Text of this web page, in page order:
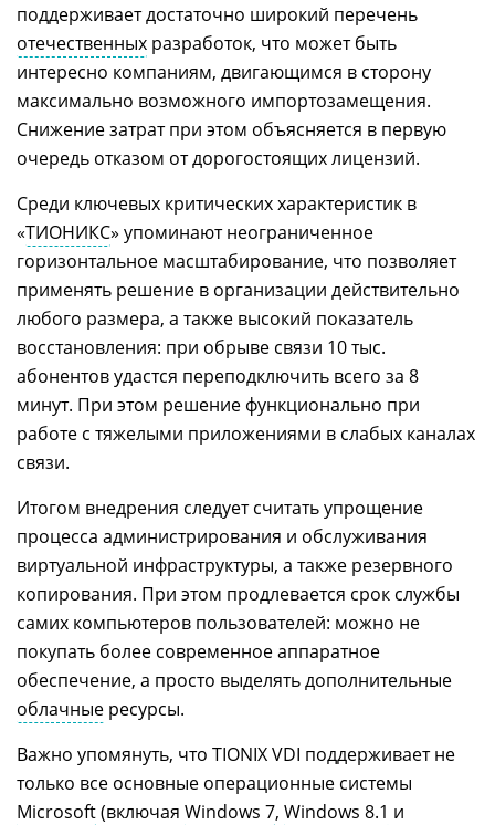
поддерживает достаточно широкий перечень
отечественных разработок, что может быть
интересно компаниям, двигающимся в сторону
максимально возможного импортозамещения.
Снижение затрат при этом объясняется в первую
очередь отказом от дорогостоящих лицензий.
Среди ключевых критических характеристик в
«ТИОНИКС» упоминают неограниченное
горизонтальное масштабирование, что позволяет
применять решение в организации действительно
любого размера, а также высокий показатель
восстановления: при обрыве связи 10 тыс.
абонентов удастся переподключить всего за 8
минут. При этом решение функционально при
работе с тяжелыми приложениями в слабых каналах
связи.
Итогом внедрения следует считать упрощение
процесса администрирования и обслуживания
виртуальной инфраструктуры, а также резервного
копирования. При этом продлевается срок службы
самих компьютеров пользователей: можно не
покупать более современное аппаратное
обеспечение, а просто выделять дополнительные
облачные ресурсы.
Важно упомянуть, что TIONIX VDI поддерживает не
только все основные операционные системы
Microsoft(включая Windows 7, Windows 8.1 и